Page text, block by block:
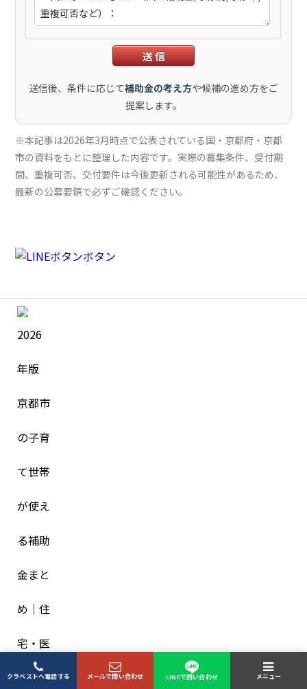
クラベストへ電話する メールで問い合わせ LINEで問い合わせ メニュー
送 信
送信後、条件に応じて補助金の考え方や候補の進め方をご
提案します。
※本記事は2026年3月時点で公表されている国・京都府・京都
市の資料をもとに整理した内容です。実際の募集条件、受付期
間、重複可否、交付要件は今後更新される可能性があるため、
最新の公募要領で必ずご確認ください。